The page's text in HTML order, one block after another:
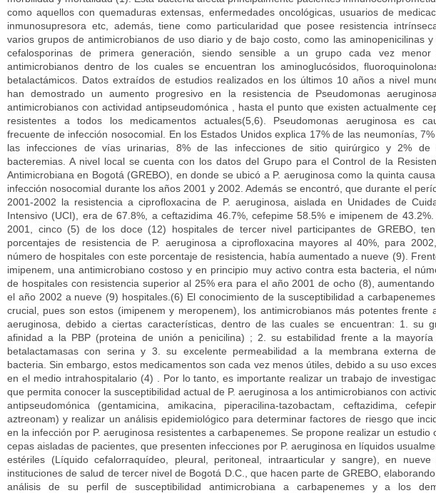
como aquellos con quemaduras extensas, enfermedades oncológicas, usuarios de
inmunosupresora etc, además, tiene como particularidad que posee resistencia
varios grupos de antimicrobianos de uso diario y de bajo costo, como las aminopenicilinas y
cefalosporinas de primera generación, siendo sensible a un grupo cada vez menor
antimicrobianos dentro de los cuales se encuentran los aminoglucósidos,
betalactámicos. Datos extraídos de estudios realizados en los últimos 10 años a nivel
han demostrado un aumento progresivo en la resistencia de Pseudomonas
antimicrobianos con actividad antipseudomónica , hasta el punto que existen actualmente
resistentes a todos los medicamentos actuales(5,6). Pseudomonas aeruginosa es
frecuente de infección nosocomial. En los Estados Unidos explica 17% de las neumonías,
las infecciones de vías urinarias, 8% de las infecciones de sitio quirúrgico y 2% de
bacteremias. A nivel local se cuenta con los datos del Grupo para el Control de la
Antimicrobiana en Bogotá (GREBO), en donde se ubicó a P. aeruginosa como la quinta
infección nosocomial durante los años 2001 y 2002. Además se encontró, que durante el
2001-2002 la resistencia a ciprofloxacina de P. aeruginosa, aislada en Unidades de
Intensivo (UCI), era de 67.8%, a ceftazidima 46.7%, cefepime 58.5% e imipenem de 43.2%.
2001, cinco (5) de los doce (12) hospitales de tercer nivel participantes de GREBO,
porcentajes de resistencia de P. aeruginosa a ciprofloxacina mayores al 40%, para
número de hospitales con este porcentaje de resistencia, había aumentado a nueve (9).
imipenem, una antimicrobiano costoso y en principio muy activo contra esta bacteria, el
de hospitales con resistencia superior al 25% era para el año 2001 de ocho (8),
el año 2002 a nueve (9) hospitales.(6) El conocimiento de la susceptibilidad a
crucial, pues son estos (imipenem y meropenem), los antimicrobianos más potentes frente
aeruginosa, debido a ciertas características, dentro de las cuales se encuentran: 1. su
afinidad a la PBP (proteina de unión a penicilina) ; 2. su estabilidad frente a la mayoría
betalactamasas con serina y 3. su excelente permeabilidad a la membrana externa
bacteria. Sin embargo, estos medicamentos son cada vez menos útiles, debido a su uso
en el medio intrahospitalario (4) . Por lo tanto, es importante realizar un trabajo de
que permita conocer la susceptibilidad actual de P. aeruginosa a los antimicrobianos con
antipseudomónica (gentamicina, amikacina, piperacilina-tazobactam, ceftazidima,
aztreonam) y realizar un análisis epidemiológico para determinar factores de riesgo que
en la infección por P. aeruginosa resistentes a carbapenemes. Se propone realizar un estudio
cepas aisladas de pacientes, que presenten infecciones por P. aeruginosa en líquidos
estériles (Líquido cefalorraquídeo, pleural, peritoneal, intraarticular y sangre), en nueve
instituciones de salud de tercer nivel de Bogotá D.C., que hacen parte de GREBO,
análisis de su perfil de susceptibilidad antimicrobiana a carbapenemes y a los